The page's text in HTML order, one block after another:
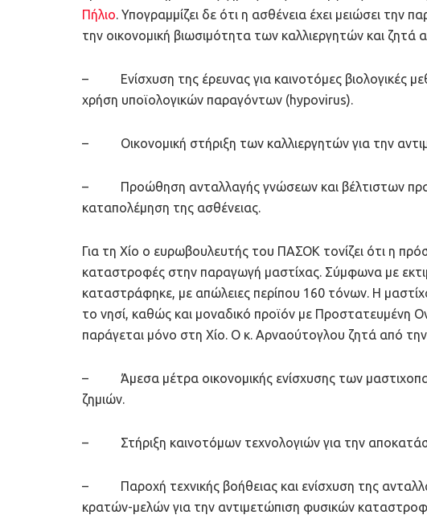
Πήλιο. Υπογραμμίζει δε ότι η ασθένεια έχει μειώσει την
την οικονομική βιωσιμότητα των καλλιεργητών και ζητά
– Ενίσχυση της έρευνας για καινοτόμες βιολογικές
χρήση υποϊολογικών παραγόντων (hypovirus).
– Οικονομική στήριξη των καλλιεργητών για την
– Προώθηση ανταλλαγής γνώσεων και βέλτιστων
καταπολέμηση της ασθένειας.
Για τη Χίο ο ευρωβουλευτής του ΠΑΣΟΚ τονίζει ότι η
καταστροφές στην παραγωγή μαστίχας. Σύμφωνα με
καταστράφηκε, με απώλειες περίπου 160 τόνων. Η
το νησί, καθώς και μοναδικό προϊόν με Προστατευμένη
παράγεται μόνο στη Χίο. Ο κ. Αρναούτογλου ζητά από
– Άμεσα μέτρα οικονομικής ενίσχυσης των
ζημιών.
– Στήριξη καινοτόμων τεχνολογιών για την
– Παροχή τεχνικής βοήθειας και ενίσχυση της
κρατών-μελών για την αντιμετώπιση φυσικών